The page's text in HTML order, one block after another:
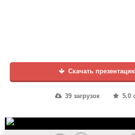
Скачать
39 загрузок 5.0